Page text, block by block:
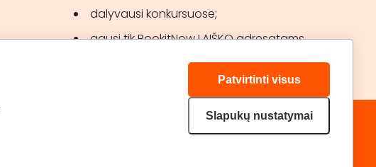
Patvirtinti visus
Slapukų nustatymai
dalyvausi konkursuose;
gausi tik BookitNow LAIŠKO adresatams
DRAUGAUKIME: